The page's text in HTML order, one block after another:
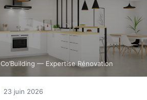
Co’Building — Expertise Rénovation
23 juin 2026